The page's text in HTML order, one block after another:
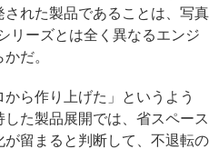
れた製品であることは、写真
リーズとは全く異なるエンジ
だ。
ら作り上げた」というよう
た製品展開では、省スペース
留まると判断して、不退転の